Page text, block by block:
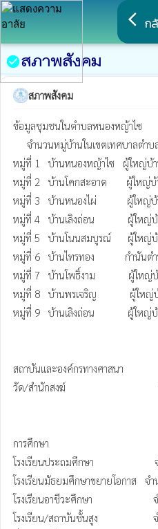
arrow_back_ios ก
check_circleสภาพสังคม
สภาพสังคม
ข้อมูลชุมชนในตำบลหนองหญ้าไซ
หมู่ที่ 1   บ้านหนองหญ้าไซ   ผู้ใหญ่บ้
หมู่ที่ 2   บ้านโคกสะอาด       ผู้ใหญ่บ้
หมู่ที่ 3   บ้านหนองไผ่           ผู้ใหญ่
หมู่ที่ 4   บ้านเลิงถ่อน            ผู้ให
หมู่ที่ 5   บ้านโนนสมบูรณ์      ผู้ใหญ่บ้
หมู่ที่ 6   บ้านไทรทอง           กำนันต
หมู่ที่ 7   บ้านโพธิ์งาม            ผู้ใหญ่
หมู่ที่ 8   บ้านพรเจริญ            ผู้ใหญ่
หมู่ที่ 9   บ้านเลิงถ่อน            ผู้ใหญ่
สถาบันและองค์กรทางศาสนา
วัด/สำนักสงฆ์
การศึกษา
โรงเรียนประถมศึกษา
โรงเรียนมัธยมศึกษาขยายโอกาส   จ
โรงเรียนอาชีวะศึกษา
โรงเรียน/สถาบันชั้นสูง